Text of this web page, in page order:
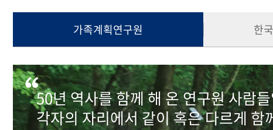
가족계획연구원 한
50년 역사를 함께 해 온 연구원 사람
각자의 자리에서 같이 혹은 다르게